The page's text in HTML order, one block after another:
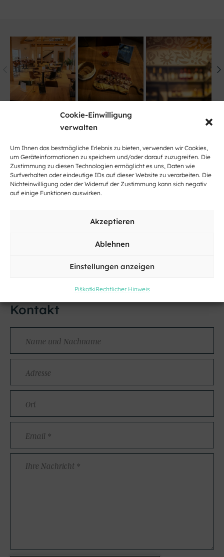
Cookie-Einwilligung
verwalten
Um Ihnen das bestmögliche Erlebnis zu bieten, verwenden wir Cookies,
um Geräteinformationen zu speichern und/oder darauf zuzugreifen. Die
Zustimmung zu diesen Technologien ermöglicht es uns, Daten wie
Surfverhalten oder eindeutige IDs auf dieser Website zu verarbeiten. Die
Nichteinwilligung oder der Widerruf der Zustimmung kann sich negativ
auf einige Funktionen auswirken.
Akzeptieren
Ablehnen
Einstellungen anzeigen
PiškotkiRechtlicher Hinweis
Klicke hier, um Marketing-Cookies zu
Kontakt
Nachname
Nachricht